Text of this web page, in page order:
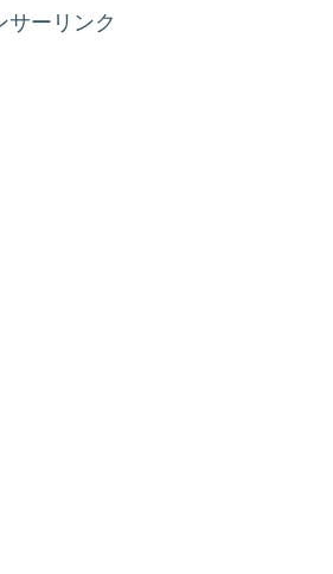
サーリンク